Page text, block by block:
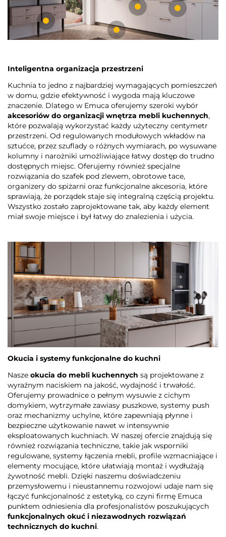
Inteligentna organizacja przestrzeni
Kuchnia to jedno z najbardziej wymagających pomieszczeń
w domu, gdzie efektywność i wygoda mają kluczowe
znaczenie. Dlatego w Emuca oferujemy szeroki wybór
akcesoriów do organizacji wnętrza mebli kuchennych,
które pozwalają wykorzystać każdy użyteczny centymetr
przestrzeni. Od regulowanych modułowych wkładów na
sztućce, przez szuflady o różnych wymiarach, po wysuwane
kolumny i narożniki umożliwiające łatwy dostęp do trudno
dostępnych miejsc. Oferujemy również specjalne
rozwiązania do szafek pod zlewem, obrotowe tace,
organizery do spiżarni oraz funkcjonalne akcesoria, które
sprawiają, że porządek staje się integralną częścią projektu.
Wszystko zostało zaprojektowane tak, aby każdy element
miał swoje miejsce i był łatwy do znalezienia i użycia.
Okucia i systemy funkcjonalne do kuchni
Nasze okucia do mebli kuchennych są projektowane z
wyraźnym naciskiem na jakość, wydajność i trwałość.
Oferujemy prowadnice o pełnym wysuwie z cichym
domykiem, wytrzymałe zawiasy puszkowe, systemy push
oraz mechanizmy uchylne, które zapewniają płynne i
bezpieczne użytkowanie nawet w intensywnie
eksploatowanych kuchniach. W naszej ofercie znajdują się
również rozwiązania techniczne, takie jak wsporniki
regulowane, systemy łączenia mebli, profile wzmacniające i
elementy mocujące, które ułatwiają montaż i wydłużają
żywotność mebli. Dzięki naszemu doświadczeniu
przemysłowemu i nieustannemu rozwojowi udaje nam się
łączyć funkcjonalność z estetyką, co czyni firmę Emuca
punktem odniesienia dla profesjonalistów poszukujących
funkcjonalnych okuć i niezawodnych rozwiązań
technicznych do kuchni.